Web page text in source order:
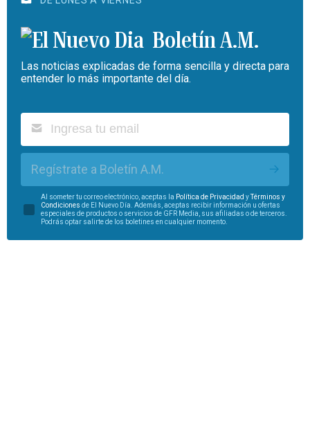
Boletín A.M.
Las noticias explicadas de forma sencilla y directa para
entender lo más importante del día.
Regístrate a Boletín A.M.
Al someter tu correo electrónico, aceptas la Política de Privacidad yTérminos y
Condiciones de El Nuevo Día. Además, aceptas recibir información u ofertas
especiales de productos o servicios de GFR Media, sus afiliadas o de terceros.
Podrás optar salirte de los boletines en cualquier momento.